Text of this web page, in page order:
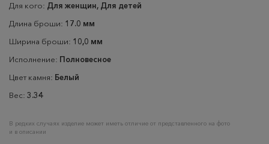
Для кого: Для женщин, Для детей
Длина броши: 17.0 мм
Ширина броши: 10,0 мм
Исполнение: Полновесное
Цвет камня: Белый
Вес: 3.34
В редких случаях изделие может иметь отличие от представленного на фото
и в описании